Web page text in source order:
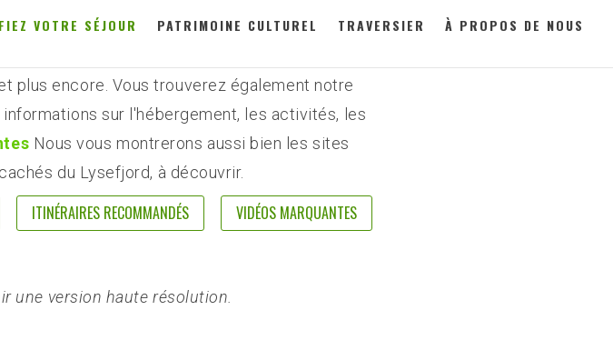
VOTRE SÉJOUR PATRIMOINE CULTUREL TRAVERSIER À PROPOS DE NOUS
Sur cette page, nous avons rassemblé nos
plus encore. Vous trouverez également notre
sur l'hébergement, les activités, les
Nous vous montrerons aussi bien les sites
du Lysefjord, à découvrir.
ITINÉRAIRES RECOMMANDÉS VIDÉOS MARQUANTES
une version haute résolution.